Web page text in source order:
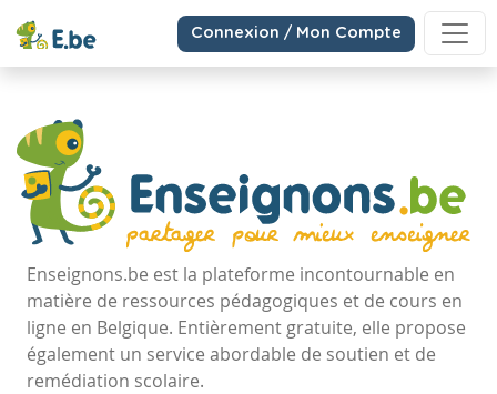
Connexion / Mon Compte
Enseignons.be est la plateforme incontournable en
matière de ressources pédagogiques et de cours en
ligne en Belgique. Entièrement gratuite, elle propose
également un service abordable de soutien et de
remédiation scolaire.